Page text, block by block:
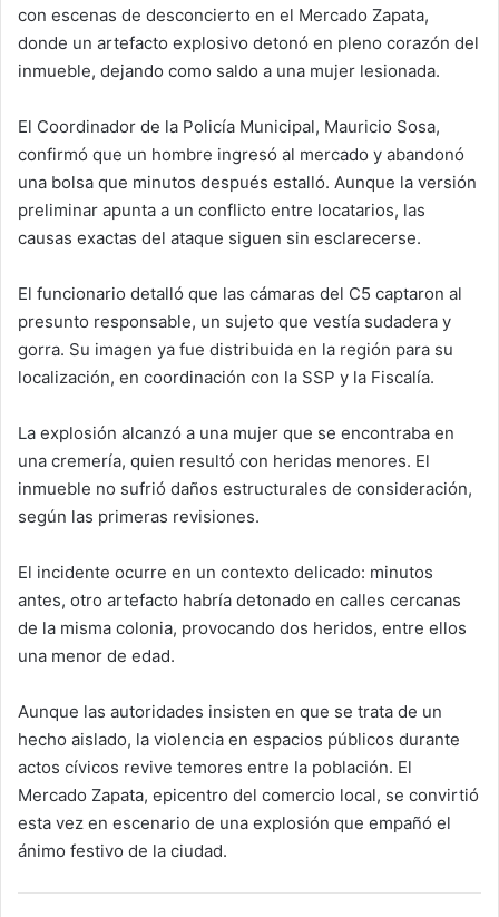
con escenas de desconcierto en el Mercado Zapata,
donde un artefacto explosivo detonó en pleno corazón del
inmueble, dejando como saldo a una mujer lesionada.
El Coordinador de la Policía Municipal, Mauricio Sosa,
confirmó que un hombre ingresó al mercado y abandonó
una bolsa que minutos después estalló. Aunque la versión
preliminar apunta a un conflicto entre locatarios, las
causas exactas del ataque siguen sin esclarecerse.
El funcionario detalló que las cámaras del C5 captaron al
presunto responsable, un sujeto que vestía sudadera y
gorra. Su imagen ya fue distribuida en la región para su
localización, en coordinación con la SSP y la Fiscalía.
La explosión alcanzó a una mujer que se encontraba en
una cremería, quien resultó con heridas menores. El
inmueble no sufrió daños estructurales de consideración,
según las primeras revisiones.
El incidente ocurre en un contexto delicado: minutos
antes, otro artefacto habría detonado en calles cercanas
de la misma colonia, provocando dos heridos, entre ellos
una menor de edad.
Aunque las autoridades insisten en que se trata de un
hecho aislado, la violencia en espacios públicos durante
actos cívicos revive temores entre la población. El
Mercado Zapata, epicentro del comercio local, se convirtió
esta vez en escenario de una explosión que empañó el
ánimo festivo de la ciudad.